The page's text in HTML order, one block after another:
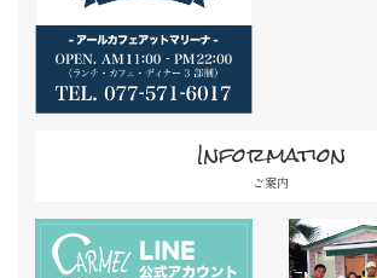
Information
ご案内